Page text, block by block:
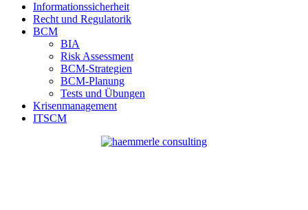
Informationssicherheit
Recht und Regulatorik
BCM
BIA
Risk Assessment
BCM-Strategien
BCM-Planung
Tests und Übungen
Krisenmanagement
ITSCM